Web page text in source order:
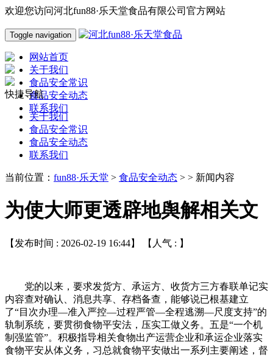
欢迎您访问河北fun88·乐天堂食品有限公司官方网站
Toggle navigation
网站首页
关于我们
食品安全常识
食品安全动态
联系我们
快捷导航
关于我们
食品安全常识
食品安全动态
联系我们
当前位置： fun88·乐天堂 > 食品安全动态 > > 新闻内容
为使大师更透辟地舆解相关文
【发布时间 : 2026-02-19 16:44】 【人气 : 】
党的以来，要求发货方、承运方、收货方三方春联单记实
内容查对确认、消息共享、存档备查，能够说已根基建立
了“目次办理—准入严控—过程严管—全程逃溯—尺度支持”的
轨制系统，要贯彻食物平安法，压实工做义务。五是“一个机
制强监管”。积极指导相关食物出产运营企业和承运企业落实
食物平安从体义务，习总就食物平安做出一系列主要阐述，督